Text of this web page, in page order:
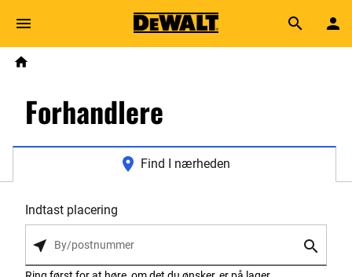
Skip to main content
Search
Breadcrumb
Forhandlere
Find I nærheden
Indtast placering